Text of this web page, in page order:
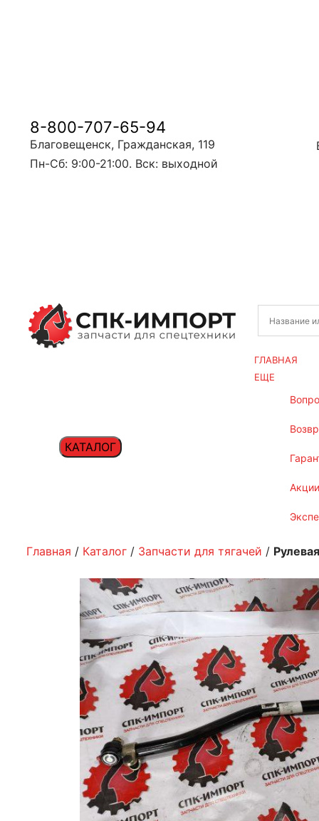
8-800-707-65-94
Благовещенск, Гражданская, 119
Пн-Сб: 9:00-21:00. Вск: выходной
КАТАЛОГ
ГЛАВНАЯ
ЕЩЕ
Главная / Каталог / Запчасти для тягачей /